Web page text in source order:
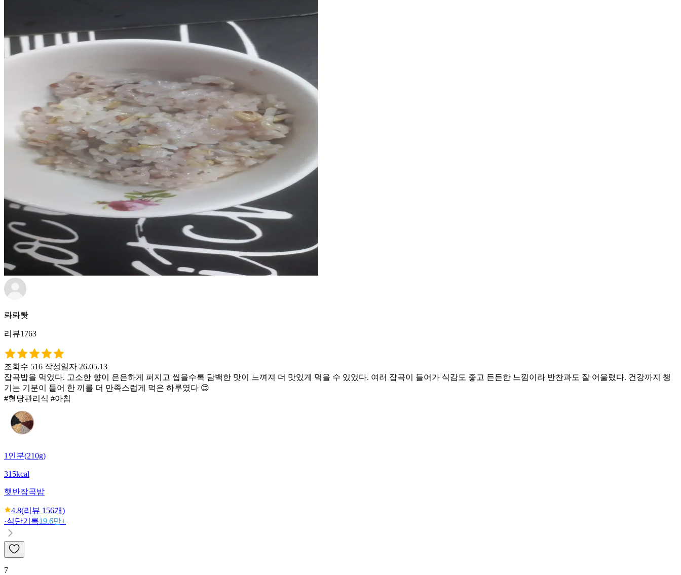
롸롸뢋
리뷰1763
조회수 516 작성일자 26.05.13
잡곡밥을 먹었다. 고소한 향이 은은하게 퍼지고 씹을수록 담백한 맛이 느껴져 더 맛있게 먹을 수 있었다. 여러 잡곡이 들어가 식감도 좋고 든든한 느낌이라 반찬과도 잘 어울렸다. 건강까지 챙
기는 기분이 들어 한 끼를 더 만족스럽게 먹은 하루였다 😊
#혈당관리식 #아침
1인분(210g)
315kcal
햇반잡곡밥
4.8(리뷰 156개)
·식단기록19.6만+
7